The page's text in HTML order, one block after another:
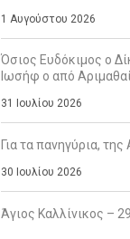
1 Αυγούστου 2026
Όσιος Ευδόκιμος ο
Ιωσήφ ο από
31 Ιουλίου 2026
Για τα πανηγύρια,
30 Ιουλίου 2026
Άγιος Καλλίνικος –